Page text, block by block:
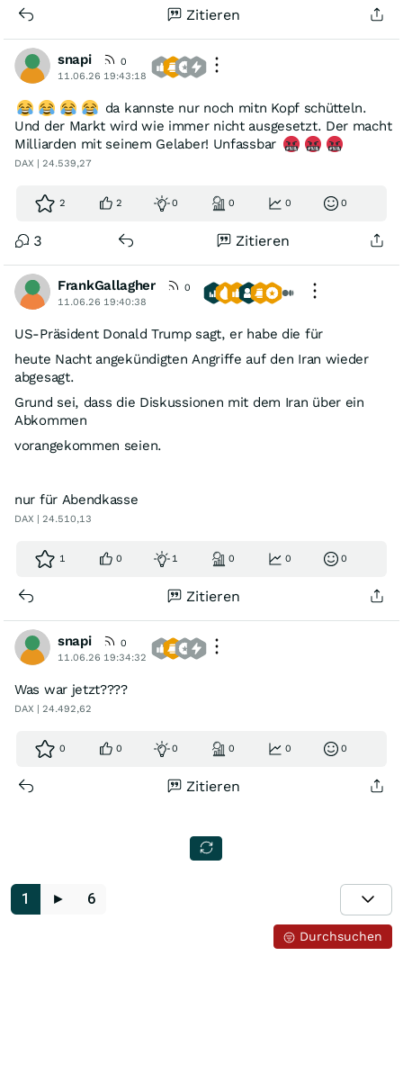
Zitieren
snapi
0
11.06.26 19:43:18
da kannste nur noch mitn Kopf schütteln.
Und der Markt wird wie immer nicht ausgesetzt. Der macht
Milliarden mit seinem Gelaber! Unfassbar
DAX | 24.539,27
2 2 0 0 0 0
3 Zitieren
FrankGallagher
0
11.06.26 19:40:38
US-Präsident Donald Trump sagt, er habe die für
heute Nacht angekündigten Angriffe auf den Iran wieder
abgesagt.
Grund sei, dass die Diskussionen mit dem Iran über ein
Abkommen
vorangekommen seien.
nur für Abendkasse
DAX | 24.510,13
1 0 1 0 0 0
Zitieren
snapi
0
11.06.26 19:34:32
Was war jetzt????
DAX | 24.492,62
0 0 0 0 0 0
Zitieren
1 ► 6
Durchsuchen